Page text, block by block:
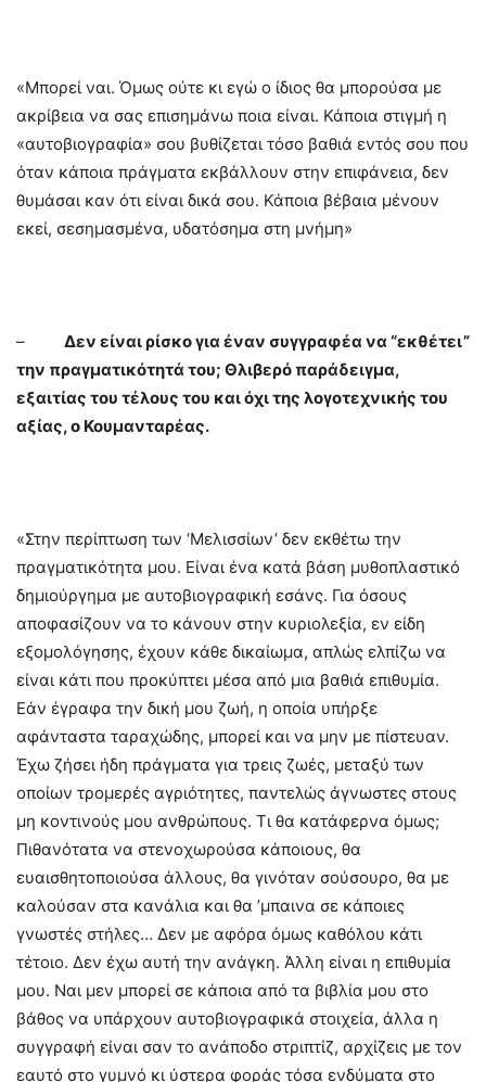
«Μπορεί ναι. Όμως ούτε κι εγώ ο ίδιος θα μπορούσα με
ακρίβεια να σας επισημάνω ποια είναι. Κάποια στιγμή η
«αυτοβιογραφία» σου βυθίζεται τόσο βαθιά εντός σου που
όταν κάποια πράγματα εκβάλλουν στην επιφάνεια, δεν
θυμάσαι καν ότι είναι δικά σου. Κάποια βέβαια μένουν
εκεί, σεσημασμένα, υδατόσημα στη μνήμη»
– Δεν είναι ρίσκο για έναν συγγραφέα να “εκθέτει”
την πραγματικότητά του; Θλιβερό παράδειγμα,
εξαιτίας του τέλους του και όχι της λογοτεχνικής του
αξίας, ο Κουμανταρέας.
«Στην περίπτωση των ‘Μελισσίων’ δεν εκθέτω την
πραγματικότητα μου. Είναι ένα κατά βάση μυθοπλαστικό
δημιούργημα με αυτοβιογραφική εσάνς. Για όσους
αποφασίζουν να το κάνουν στην κυριολεξία, εν είδη
εξομολόγησης, έχουν κάθε δικαίωμα, απλώς ελπίζω να
είναι κάτι που προκύπτει μέσα από μια βαθιά επιθυμία.
Εάν έγραφα την δική μου ζωή, η οποία υπήρξε
αφάνταστα ταραχώδης, μπορεί και να μην με πίστευαν.
Έχω ζήσει ήδη πράγματα για τρεις ζωές, μεταξύ των
οποίων τρομερές αγριότητες, παντελώς άγνωστες στους
μη κοντινούς μου ανθρώπους. Τι θα κατάφερνα όμως;
Πιθανότατα να στενοχωρούσα κάποιους, θα
ευαισθητοποιούσα άλλους, θα γινόταν σούσουρο, θα με
καλούσαν στα κανάλια και θα ’μπαινα σε κάποιες
γνωστές στήλες… Δεν με αφόρα όμως καθόλου κάτι
τέτοιο. Δεν έχω αυτή την ανάγκη. Άλλη είναι η επιθυμία
μου. Ναι μεν μπορεί σε κάποια από τα βιβλία μου στο
βάθος να υπάρχουν αυτοβιογραφικά στοιχεία, άλλα η
συγγραφή είναι σαν το ανάποδο στριπτίζ, αρχίζεις με τον
εαυτό στο γυμνό κι ύστερα φοράς τόσα ενδύματα στο